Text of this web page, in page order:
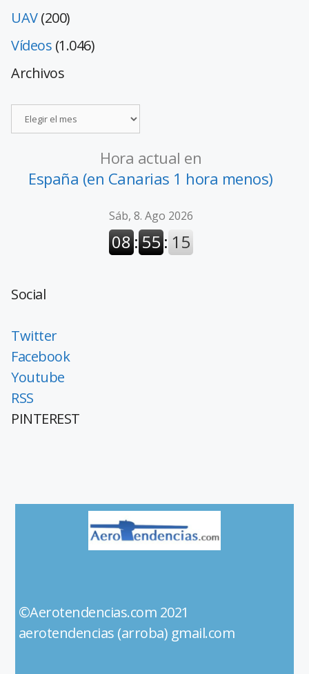
UAV(200)
Vídeos (1.046)
Archivos
Hora actual en
España (en Canarias 1 hora menos)
Social
Twitter
Facebook
Youtube
RSS
PINTEREST
©Aerotendencias.com 2021
aerotendencias (arroba) gmail.com